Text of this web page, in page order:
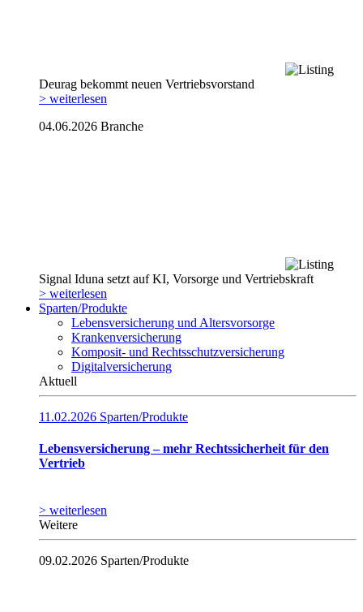
Deurag bekommt neuen Vertriebsvorstand
> weiterlesen
04.06.2026 Branche
Signal Iduna setzt auf KI, Vorsorge und Vertriebskraft
> weiterlesen
Sparten/Produkte
Lebensversicherung und Altersvorsorge
Krankenversicherung
Komposit- und Rechtsschutzversicherung
Digitalversicherung
Aktuell
11.02.2026 Sparten/Produkte
Lebensversicherung – mehr Rechtssicherheit für den
Vertrieb
> weiterlesen
Weitere
09.02.2026 Sparten/Produkte